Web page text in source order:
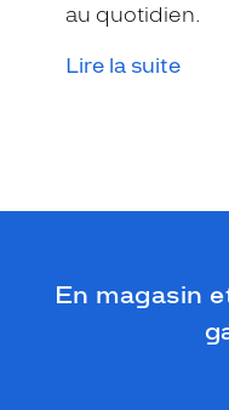
au quotidien.
Lire la suite
En magasin